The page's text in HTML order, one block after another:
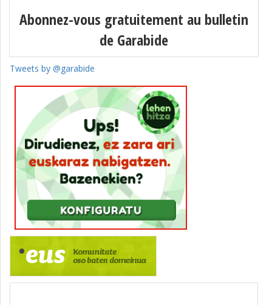
Abonnez-vous gratuitement au bulletin
de Garabide
Tweets by @garabide